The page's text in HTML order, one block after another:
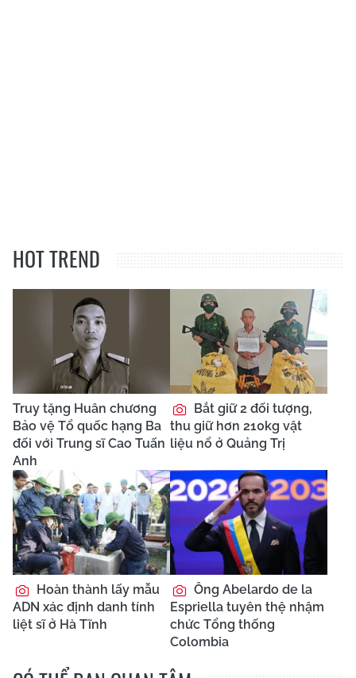
HOT TREND
Truy tặng Huân chương
Bảo vệ Tổ quốc hạng Ba
đối với Trung sĩ Cao Tuấn
Anh
Bắt giữ 2 đối tượng,
thu giữ hơn 210kg vật
liệu nổ ở Quảng Trị
Hoàn thành lấy mẫu
ADN xác định danh tính
liệt sĩ ở Hà Tĩnh
Ông Abelardo de la
Espriella tuyên thệ nhậm
chức Tổng thống
Colombia